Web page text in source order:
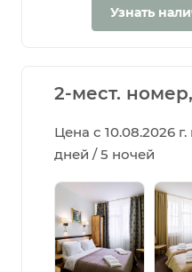
Узнать
2-мест.
Цена с 10.08.2026 г.
дней / 5 ночей